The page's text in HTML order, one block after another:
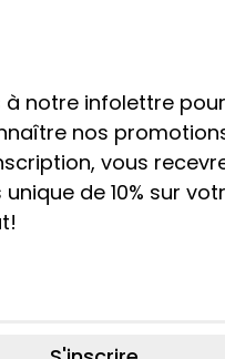
à notre infolettre
nos
vous
de 10% sur